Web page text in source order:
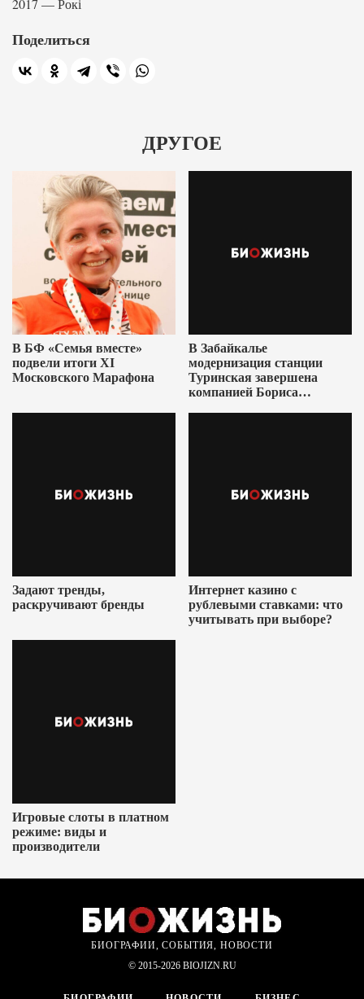
2017 — Рокі
Поделиться
ДРУГОЕ
В БФ «Семья вместе»
подвели итоги XI
Московского Марафона
В Забайкалье
модернизация станции
Туринская завершена
компанией Бориса
Задают тренды,
раскручивают бренды
Интернет казино с
рублевыми ставками: что
учитывать при выборе?
Игровые слоты в платном
режиме: виды и
производители
БИОГРАФИИ, СОБЫТИЯ, НОВОСТИ
© 2015-2026 BIOJIZN.RU